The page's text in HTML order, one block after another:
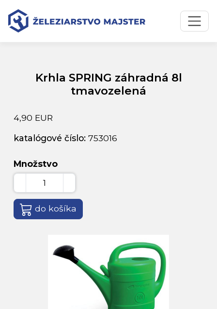
Preskočiť na obsah
Preskočiť na hlavné menu
Úvodná stránka
Krhla SPRING záhradná 8l tmavozelená
Krhla SPRING záhradná 8l
tmavozelená
4,90 EUR
katalógové číslo: 753016
Množstvo
do košíka